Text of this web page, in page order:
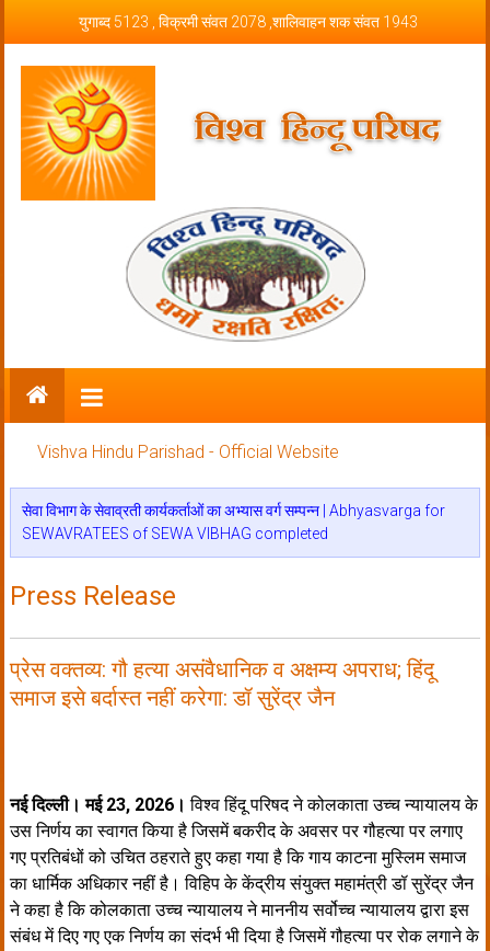
युगाब्द 5123 , विक्रमी संवत 2078 ,शालिवाहन शक संवत 1943
Vishva Hindu Parishad – Official
Website
Vishva Hindu Parishad - Official Website
सेवा विभाग के सेवाव्रती कार्यकर्ताओं का अभ्यास वर्ग सम्पन्न | Abhyasvarga for
SEWAVRATEES of SEWA VIBHAG completed
Press Release
प्रेस वक्तव्य: गौ हत्या असंवैधानिक व अक्षम्य अपराध; हिंदू
समाज इसे बर्दास्त नहीं करेगा: डॉ सुरेंद्र जैन
नई दिल्ली। मई 23, 2026।विश्व हिंदू परिषद ने कोलकाता उच्च न्यायालय के
उस निर्णय का स्वागत किया है जिसमें बकरीद के अवसर पर गौहत्या पर लगाए
गए प्रतिबंधों को उचित ठहराते हुए कहा गया है कि गाय काटना मुस्लिम समाज
का धार्मिक अधिकार नहीं है। विहिप के केंद्रीय संयुक्त महामंत्री डॉ सुरेंद्र जैन
ने कहा है कि कोलकाता उच्च न्यायालय ने माननीय सर्वोच्च न्यायालय द्वारा इस
संबंध में दिए गए एक निर्णय का संदर्भ भी दिया है जिसमें गौहत्या पर रोक लगाने के